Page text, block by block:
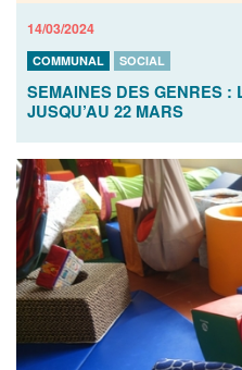
14/03/2024
COMMUNAL SOCIAL
SEMAINES DES GENRES :
JUSQU’AU 22 MARS